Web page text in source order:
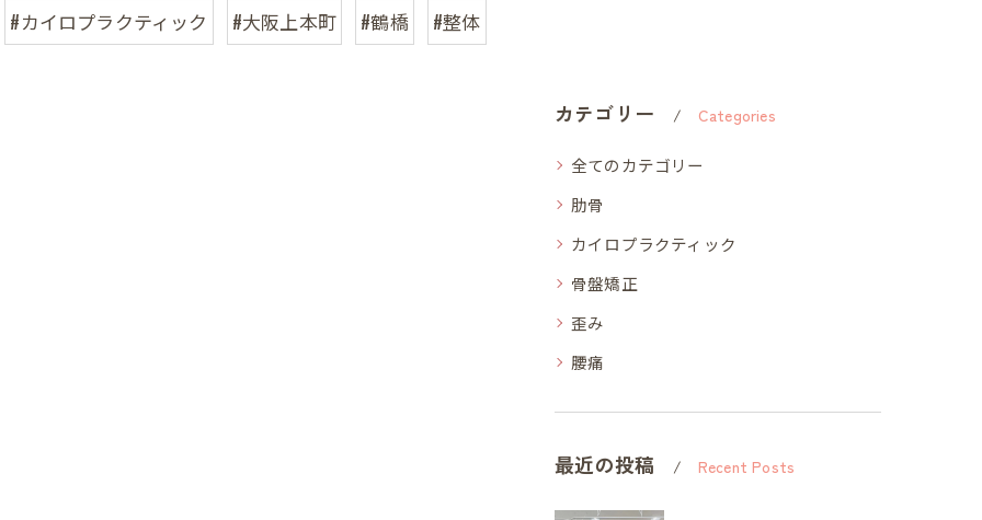
#カイロプラクティック #大阪上本町 #鶴橋 #整体
カテゴリー Categories
全てのカテゴリー
肋骨
カイロプラクティック
骨盤矯正
歪み
腰痛
最近の投稿 Recent Posts